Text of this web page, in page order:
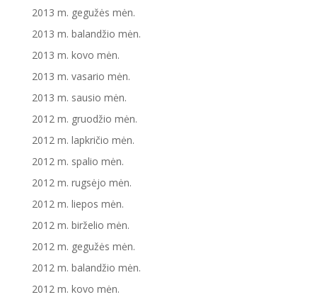
2013 m. gegužės mėn.
2013 m. balandžio mėn.
2013 m. kovo mėn.
2013 m. vasario mėn.
2013 m. sausio mėn.
2012 m. gruodžio mėn.
2012 m. lapkričio mėn.
2012 m. spalio mėn.
2012 m. rugsėjo mėn.
2012 m. liepos mėn.
2012 m. birželio mėn.
2012 m. gegužės mėn.
2012 m. balandžio mėn.
2012 m. kovo mėn.